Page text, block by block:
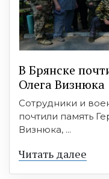
В Брянске
Олега Визнюка
Сотрудники и
почтили память
Визнюка, ...
Читать далее